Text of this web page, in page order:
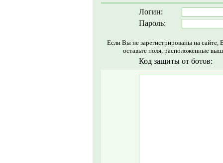
Логин:
Пароль:
Если Вы не зарегистрированы на
оставьте поля, расположенные
Код защиты от ботов: